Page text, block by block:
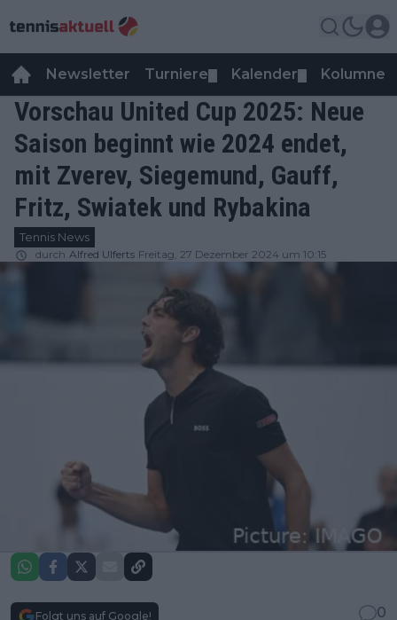
Newsletter Turniere Kalender Kolumnen
Vorschau United Cup 2025: Neue
Saison beginnt wie 2024 endet,
mit Zverev, Siegemund, Gauff,
Fritz, Swiatek und Rybakina
Tennis News
durch Alfred Ulferts Freitag, 27 Dezember 2024 um 10:15
Folgt uns auf Google!
0